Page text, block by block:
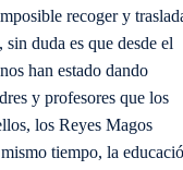
recoger y
duda es que desde el
han estado dando
y profesores que los
los Reyes Magos
tiempo, la